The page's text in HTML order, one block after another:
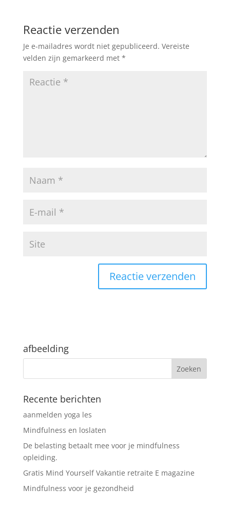
Reactie verzenden
Je e-mailadres wordt niet gepubliceerd. Vereiste
velden zijn gemarkeerd met *
afbeelding
Recente berichten
aanmelden yoga les
Mindfulness en loslaten
De belasting betaalt mee voor je mindfulness
opleiding.
Gratis Mind Yourself Vakantie retraite E magazine
Mindfulness voor je gezondheid